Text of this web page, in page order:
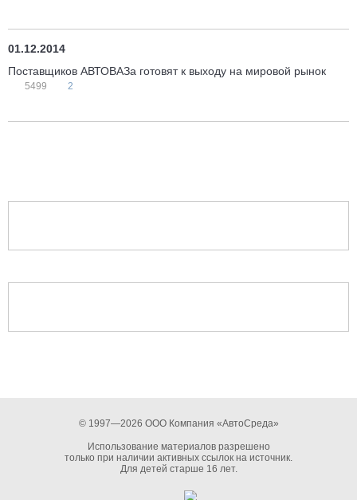
01.12.2014
Поставщиков АВТОВАЗа готовят к выходу на мировой рынок
5499 2
© 1997—2026 ООО Компания «АвтоСреда»
Использование материалов разрешено
только при наличии активных ссылок на источник.
Для детей старше 16 лет.